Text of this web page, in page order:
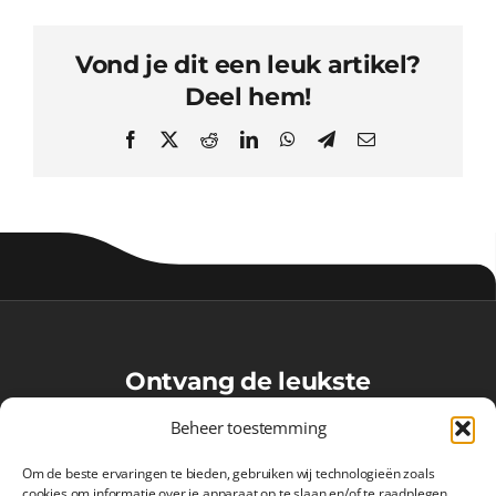
Beheer toestemming
Om de beste ervaringen te bieden, gebruiken wij technologieën zoals
Vond je dit een leuk artikel?
Deel hem!
Facebook RedditLinkedInWhatsApp
TelegramEmail
Ontvang de leukste
VoetbalMaatjes-updates in je
inbox!